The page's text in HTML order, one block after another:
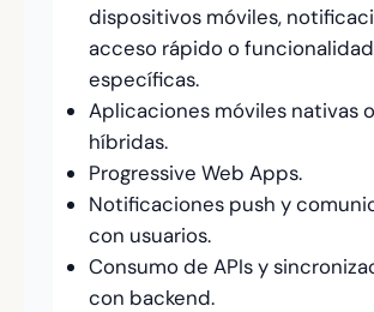
dispositivos móviles,
acceso rápido o
específicas.
Aplicaciones móviles nativas o
híbridas.
Progressive Web Apps.
Notificaciones push y
con usuarios.
Consumo de APIs y
con backend.